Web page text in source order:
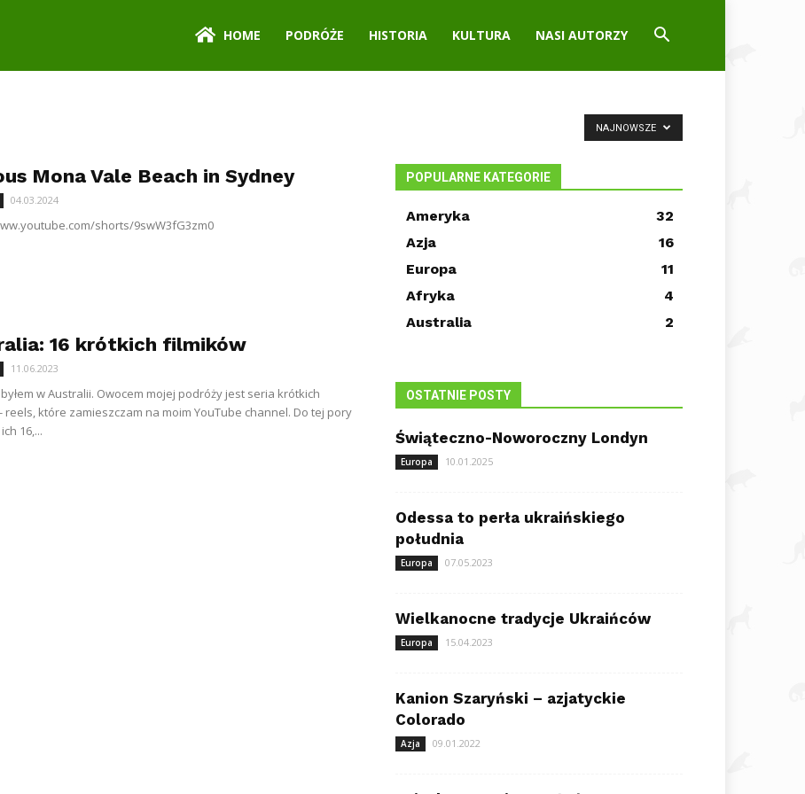
HOME PODRÓŻE HISTORIA KULTURA NASI AUTORZY
NAJNOWSZE
Mona Vale Beach in Sydney
04.03.2024
shorts/9swW3fG3zm0
16 krótkich filmików
11.06.2023
w Australii. Owocem mojej podróży jest seria krótkich
reels, które zamieszczam na moim YouTube channel. Do tej pory
16,...
POPULARNE KATEGORIE
Ameryka
32
Azja
16
Europa
11
Afryka
4
Australia
2
OSTATNIE POSTY
Świąteczno-Noworoczny Londyn
Europa 10.01.2025
Odessa to perła ukraińskiego
południa
Europa 07.05.2023
Wielkanocne tradycje Ukraińców
Europa 15.04.2023
Kanion Szaryński – azjatyckie
Colorado
Azja 09.01.2022